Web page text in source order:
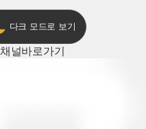
다크 모드로 보기
채널바로가기